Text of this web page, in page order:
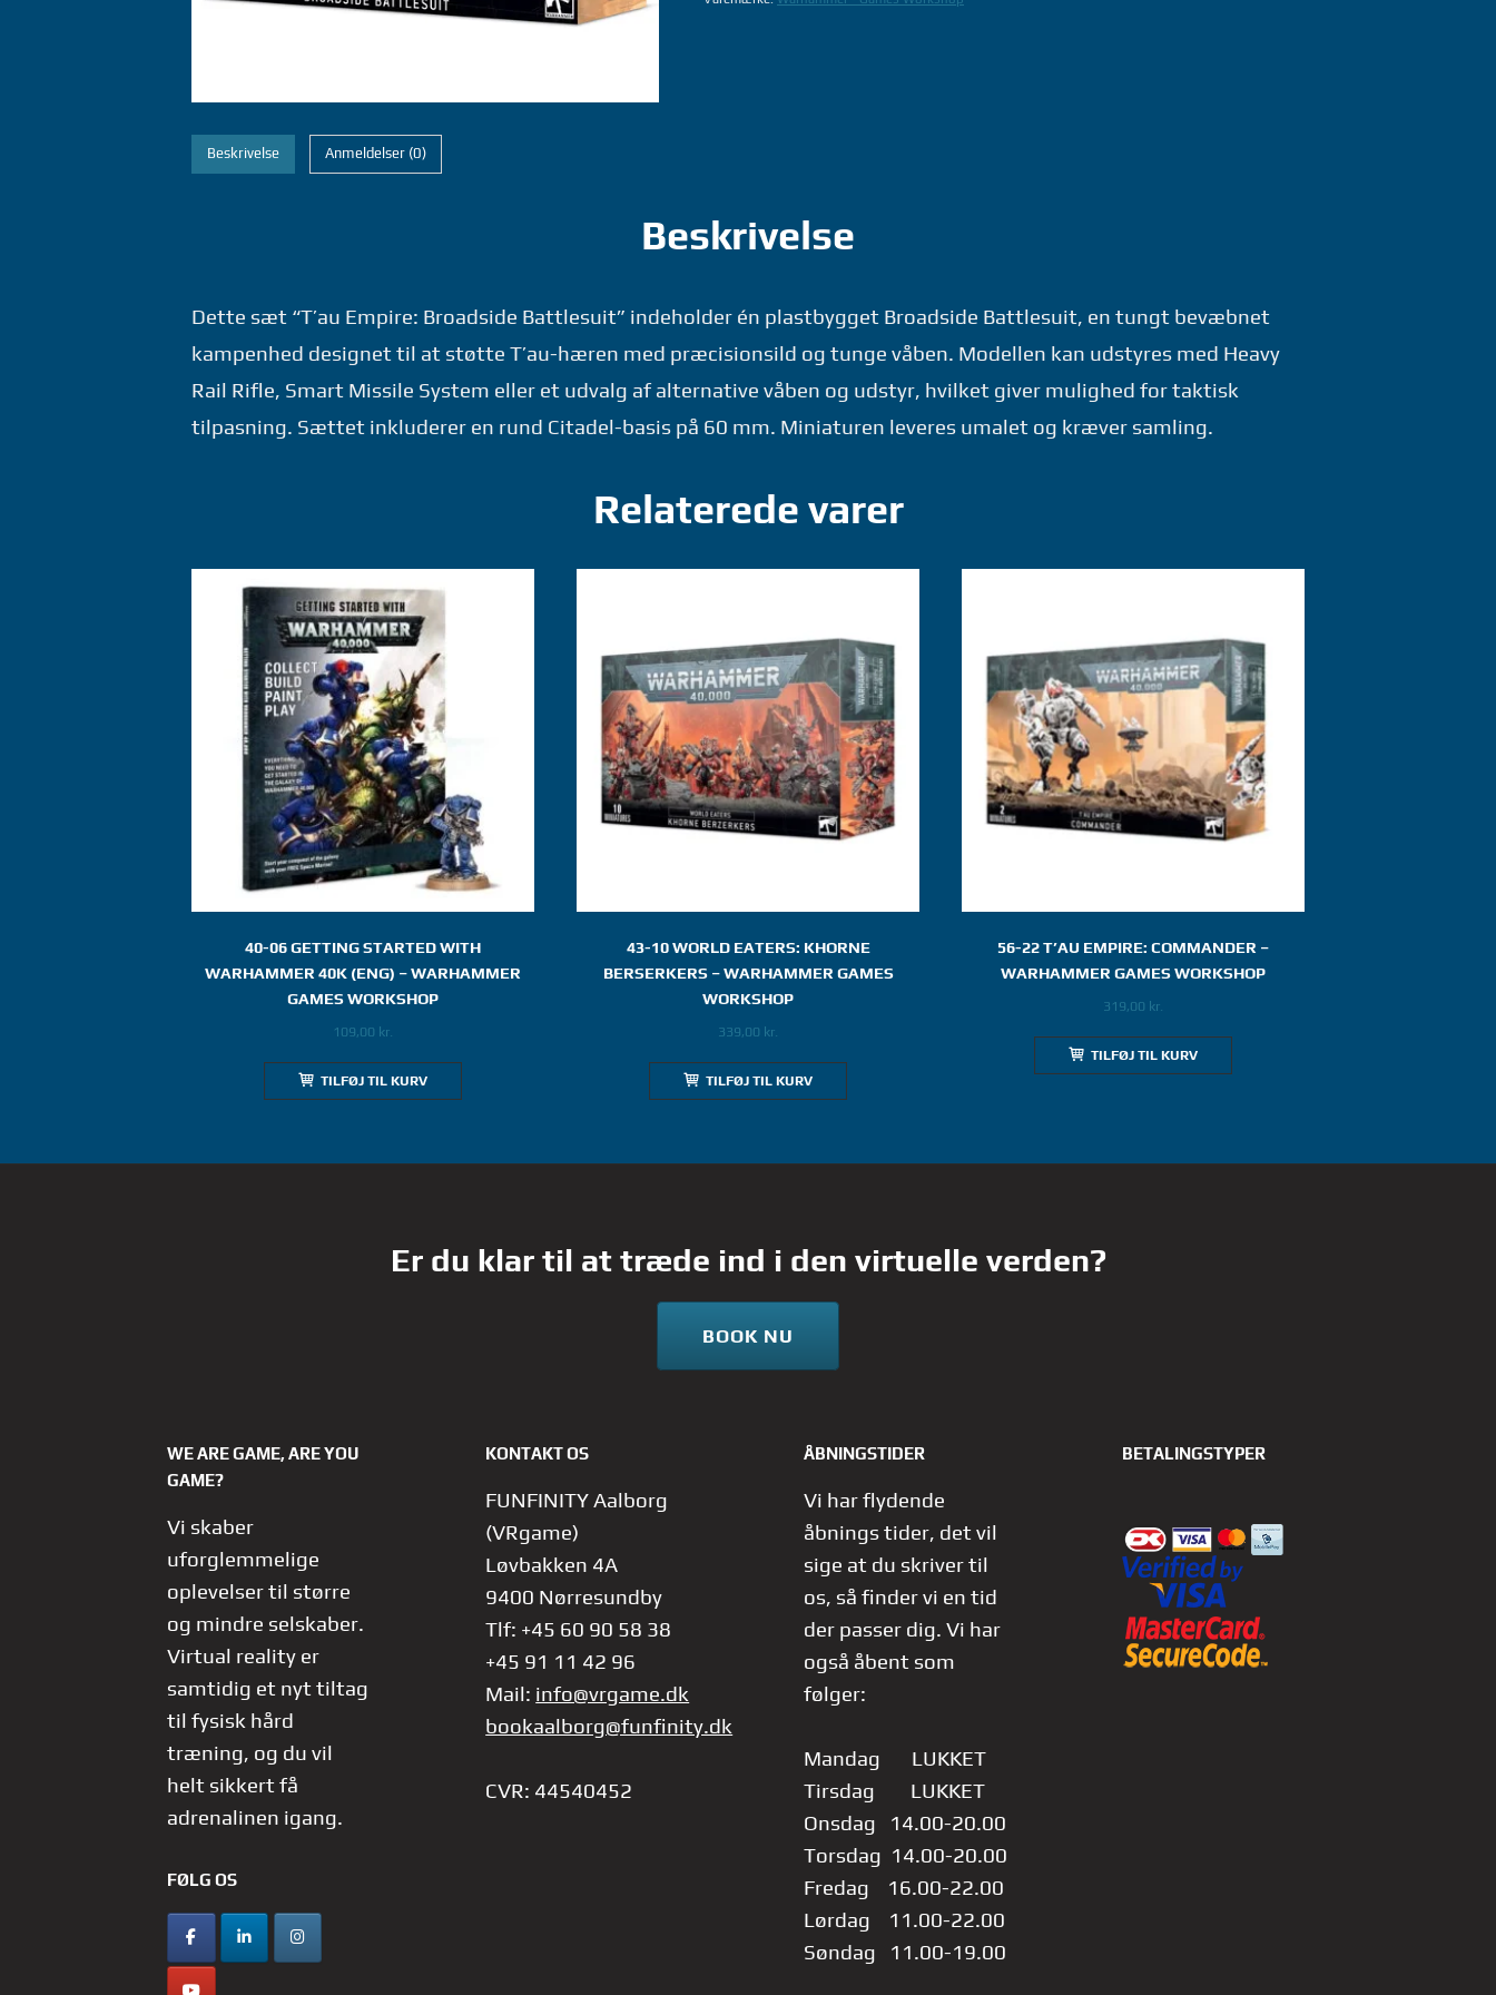
Beskrivelse Anmeldelser (0)
Beskrivelse
Dette sæt “T’au Empire: Broadside Battlesuit” indeholder én plastbygget Broadside Battlesuit, en tungt bevæbnet
kampenhed designet til at støtte T’au-hæren med præcisionsild og tunge våben. Modellen kan udstyres med Heavy
Rail Rifle, Smart Missile System eller et udvalg af alternative våben og udstyr, hvilket giver mulighed for taktisk
tilpasning. Sættet inkluderer en rund Citadel-basis på 60 mm. Miniaturen leveres umalet og kræver samling.
Relaterede varer
40-06 GETTING STARTED WITH
WARHAMMER 40K (ENG) – WARHAMMER
GAMES WORKSHOP
109,00 kr.
TILFØJ TIL KURV
43-10 WORLD EATERS: KHORNE
BERSERKERS – WARHAMMER GAMES
WORKSHOP
339,00 kr.
TILFØJ TIL KURV
56-22 T’AU EMPIRE: COMMANDER –
WARHAMMER GAMES WORKSHOP
319,00 kr.
TILFØJ TIL KURV
Er du klar til at træde ind i den virtuelle verden?
BOOK NU
WE ARE GAME, ARE YOU
GAME?
Vi skaber
uforglemmelige
oplevelser til større
og mindre selskaber.
Virtual reality er
samtidig et nyt tiltag
til fysisk hård
træning, og du vil
helt sikkert få
adrenalinen igang.
FØLG OS
KONTAKT OS
FUNFINITY Aalborg
(VRgame)
Løvbakken 4A
9400 Nørresundby
Tlf: +45 60 90 58 38
+45 91 11 42 96
Mail: info@vrgame.dk
bookaalborg@funfinity.dk
CVR: 44540452
ÅBNINGSTIDER
Vi har flydende
åbnings tider, det vil
sige at du skriver til
os, så finder vi en tid
der passer dig. Vi har
også åbent som
følger:
Mandag LUKKET
Tirsdag LUKKET
Onsdag 14.00-20.00
Torsdag 14.00-20.00
Fredag 16.00-22.00
Lørdag 11.00-22.00
Søndag 11.00-19.00
BETALINGSTYPER